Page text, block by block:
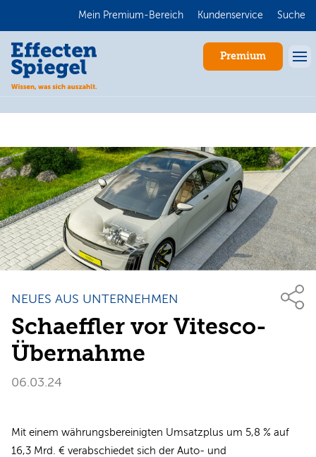
Mein Premium-Bereich Kundenservice Suche
Premium
NEUES AUS UNTERNEHMEN
Schaeffler vor Vitesco-
Übernahme
06.03.24
Mit einem währungsbereinigten Umsatzplus um 5,8 % auf
16,3 Mrd. € verabschiedet sich der Auto- und
Anmelden